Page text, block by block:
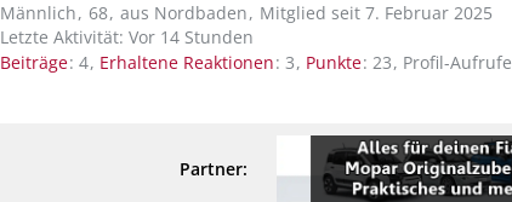
Männlich 68 aus Nordbaden
Mitglied seit 7. Februar 2025
Letzte Aktivität: Vor 14 Stunden
Beiträge 4 Erhaltene Reaktionen 3 Punkte 23 Profil-Aufrufe
Partner: